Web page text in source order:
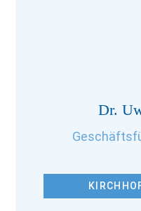
Dr.